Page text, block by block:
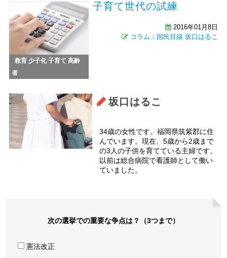
教育 少子化 子育て 高齢
者
子育て世代の試練
2016年01月8日
コラム：国民目線 坂口はるこ
坂口はるこ
34歳の女性です。福岡県筑紫郡に住
んでいます。現在、5歳から2歳まで
の3人の子供を育てている主婦です。
以前は総合病院で看護師として働い
ていました。
次の選挙での重要な争点は？（3つまで）
憲法改正